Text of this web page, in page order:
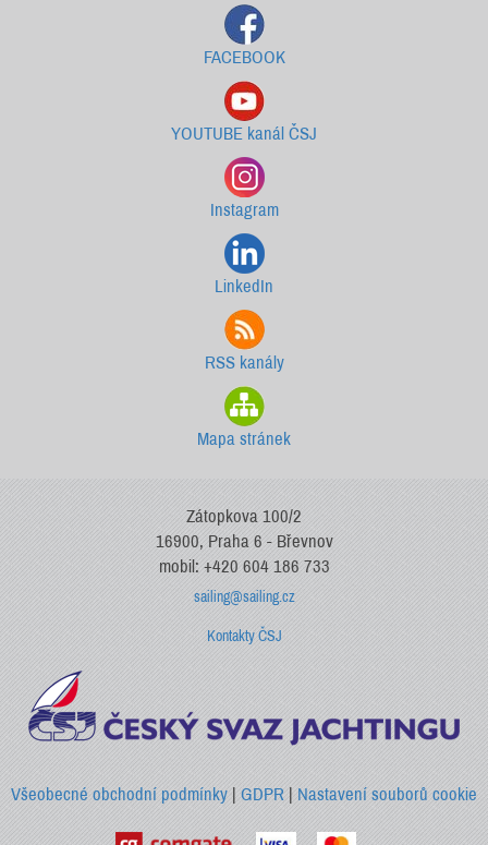
FACEBOOK
YOUTUBE kanál ČSJ
Instagram
LinkedIn
RSS kanály
Mapa stránek
Zátopkova 100/2
16900, Praha 6 - Břevnov
mobil: +420 604 186 733
sailing@sailing.cz
Kontakty ČSJ
Všeobecné obchodní podmínky |GDPR |Nastavení souborů cookie